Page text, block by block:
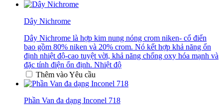
Dây Nichrome
Dây Nichrome là hợp kim nung nóng crom niken- cổ điển
bao gồm 80% niken và 20% crom. Nó kết hợp khả năng ổn
định nhiệt độ-cao tuyệt vời, khả năng chống oxy hóa mạnh và
đặc tính điện ổn định. Nhiệt độ
Thêm vào Yêu cầu
Phần Van đa dạng Inconel 718